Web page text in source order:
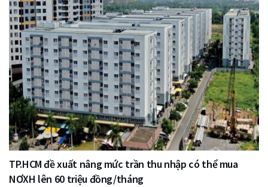
TP.HCM đề xuất nâng mức trần thu nhập có thể mua
NƠXH lên 60 triệu đồng/tháng